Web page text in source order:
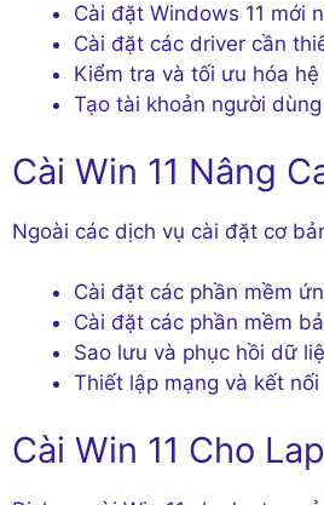
Cài đặt Windows 11 mới
Cài đặt các driver cần
Kiểm tra và tối ưu hóa hệ
Tạo tài khoản người
Cài Win 11 Nâng
Ngoài các dịch vụ cài đặt cơ
Cài đặt các phần mềm
Cài đặt các phần mềm
Sao lưu và phục hồi dữ
Thiết lập mạng và kết
Cài Win 11 Cho